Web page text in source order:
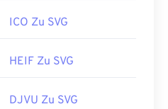
ICO Zu SVG
HEIF Zu SVG
DJVU Zu SVG